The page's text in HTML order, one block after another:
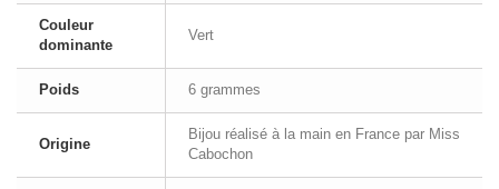
Couleur
dominante
Vert
Poids 6 grammes
Origine
Bijou réalisé à la main en France par Miss
Cabochon